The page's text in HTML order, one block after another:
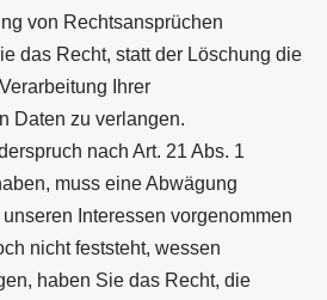
von Rechtsansprüchen
das Recht, statt der Löschung die
Ihrer
Daten zu verlangen.
nach Art. 21 Abs. 1
muss eine Abwägung
Interessen vorgenommen
nicht feststeht, wessen
haben Sie das Recht, die